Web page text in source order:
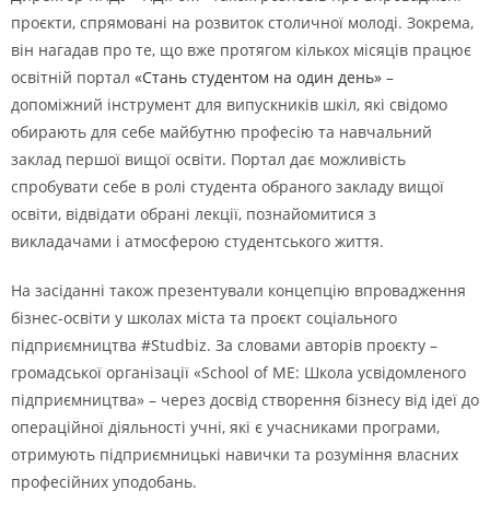
проєкти, спрямовані на розвиток столичної молоді. Зокрема,
він нагадав про те, що вже протягом кількох місяців працює
освітній портал «Стань студентом на один день» –
допоміжний інструмент для випускників шкіл, які свідомо
обирають для себе майбутню професію та навчальний
заклад першої вищої освіти. Портал дає можливість
спробувати себе в ролі студента обраного закладу вищої
освіти, відвідати обрані лекції, познайомитися з
викладачами і атмосферою студентського життя.
На засіданні також презентували концепцію впровадження
бізнес-освіти у школах міста та проєкт соціального
підприємництва #Studbiz. За словами авторів проєкту –
громадської організації «School of ME: Школа усвідомленого
підприємництва» – через досвід створення бізнесу від ідеї до
операційної діяльності учні, які є учасниками програми,
отримують підприємницькі навички та розуміння власних
професійних уподобань.